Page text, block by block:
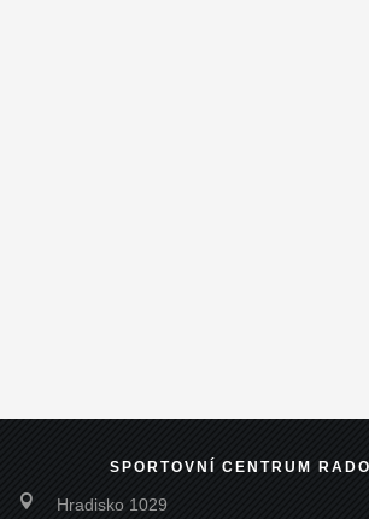
SPORTOVNÍ CENTRUM

Hradisko 1029